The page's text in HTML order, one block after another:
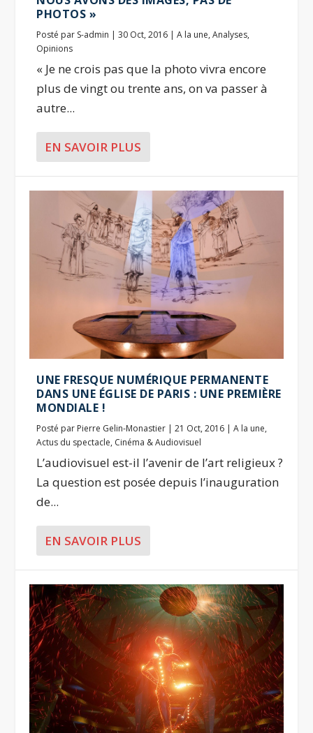
PHOTOS »
Posté par S-admin |30 Oct, 2016 |A la une,Analyses,
Opinions
« Je ne crois pas que la photo vivra encore
plus de vingt ou trente ans, on va passer à
autre...
EN SAVOIR PLUS
UNE FRESQUE NUMÉRIQUE PERMANENTE
DANS UNE ÉGLISE DE PARIS : UNE PREMIÈRE
MONDIALE !
Posté par Pierre Gelin-Monastier |21 Oct, 2016 |A la une,
Actus du spectacle, Cinéma & Audiovisuel
L’audiovisuel est-il l’avenir de l’art religieux ?
La question est posée depuis l’inauguration
de...
EN SAVOIR PLUS